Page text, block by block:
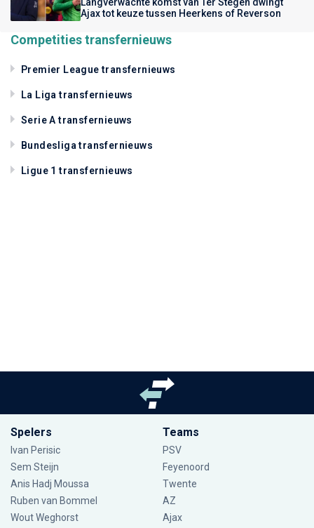
Ajax tot keuze tussen Heerkens of Reverson
Competities transfernieuws
Premier League transfernieuws
La Liga transfernieuws
Serie A transfernieuws
Bundesliga transfernieuws
Ligue 1 transfernieuws
Spelers
Ivan Perisic
Sem Steijn
Anis Hadj Moussa
Ruben van Bommel
Wout Weghorst
Teams
PSV
Feyenoord
Twente
AZ
Ajax